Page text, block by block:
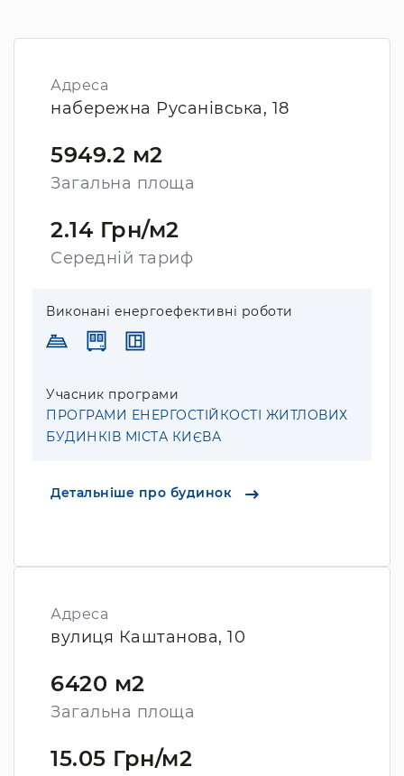
Адреса
набережна Русанівська, 18
5949.2 м2
Загальна площа
2.14 Грн/м2
Середній тариф
Виконані енергоефективні роботи
Учасник програми
ПРОГРАМИ ЕНЕРГОСТІЙКОСТІ ЖИТЛОВИХ
БУДИНКІВ МІСТА КИЄВА
Детальніше про будинок
Адреса
вулиця Каштанова, 10
6420 м2
Загальна площа
15.05 Грн/м2